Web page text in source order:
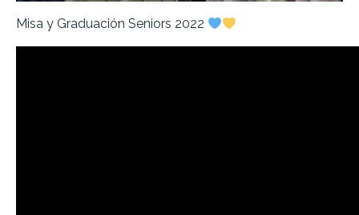
Misa y Graduación Seniors 2022